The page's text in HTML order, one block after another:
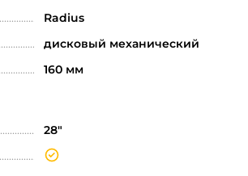
Radius
дисковый механический
160 мм
28"